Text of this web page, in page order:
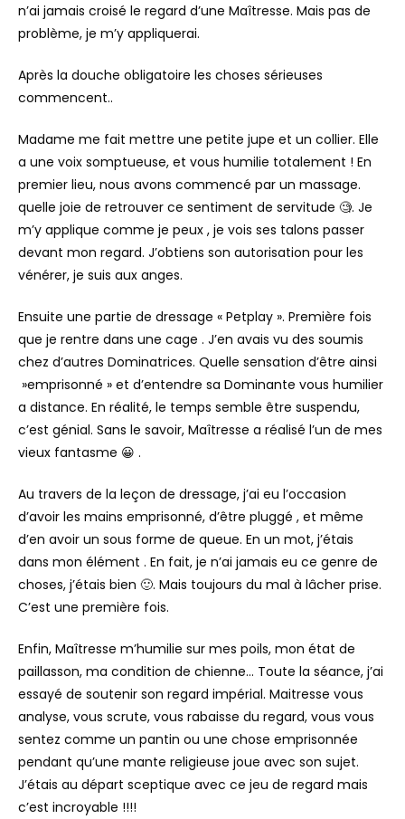
n’ai jamais croisé le regard d’une Maîtresse. Mais pas de
problème, je m’y appliquerai.
Après la douche obligatoire les choses sérieuses
commencent..
Madame me fait mettre une petite jupe et un collier. Elle
a une voix somptueuse, et vous humilie totalement ! En
premier lieu, nous avons commencé par un massage.
quelle joie de retrouver ce sentiment de servitude 🧐. Je
m’y applique comme je peux , je vois ses talons passer
devant mon regard. J’obtiens son autorisation pour les
vénérer, je suis aux anges.
Ensuite une partie de dressage « Petplay ». Première fois
que je rentre dans une cage . J’en avais vu des soumis
chez d’autres Dominatrices. Quelle sensation d’être ainsi
»emprisonné » et d’entendre sa Dominante vous humilier
a distance. En réalité, le temps semble être suspendu,
c’est génial. Sans le savoir, Maîtresse a réalisé l’un de mes
vieux fantasme 😀 .
Au travers de la leçon de dressage, j’ai eu l’occasion
d’avoir les mains emprisonné, d’être pluggé , et même
d’en avoir un sous forme de queue. En un mot, j’étais
dans mon élément . En fait, je n’ai jamais eu ce genre de
choses, j’étais bien 🙂. Mais toujours du mal à lâcher prise.
C’est une première fois.
Enfin, Maîtresse m’humilie sur mes poils, mon état de
paillasson, ma condition de chienne… Toute la séance, j’ai
essayé de soutenir son regard impérial. Maitresse vous
analyse, vous scrute, vous rabaisse du regard, vous vous
sentez comme un pantin ou une chose emprisonnée
pendant qu’une mante religieuse joue avec son sujet.
J’étais au départ sceptique avec ce jeu de regard mais
c’est incroyable !!!!